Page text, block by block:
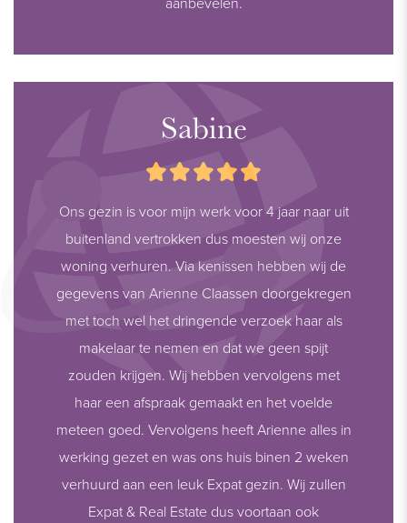
Sabine
Ons gezin is voor mijn werk voor 4 jaar naar uit
buitenland vertrokken dus moesten wij onze
woning verhuren. Via kenissen hebben wij de
gegevens van Arienne Claassen doorgekregen
met toch wel het dringende verzoek haar als
makelaar te nemen en dat we geen spijt
zouden krijgen. Wij hebben vervolgens met
haar een afspraak gemaakt en het voelde
meteen goed. Vervolgens heeft Arienne alles in
werking gezet en was ons huis binen 2 weken
verhuurd aan een leuk Expat gezin. Wij zullen
Expat & Real Estate dus voortaan ook